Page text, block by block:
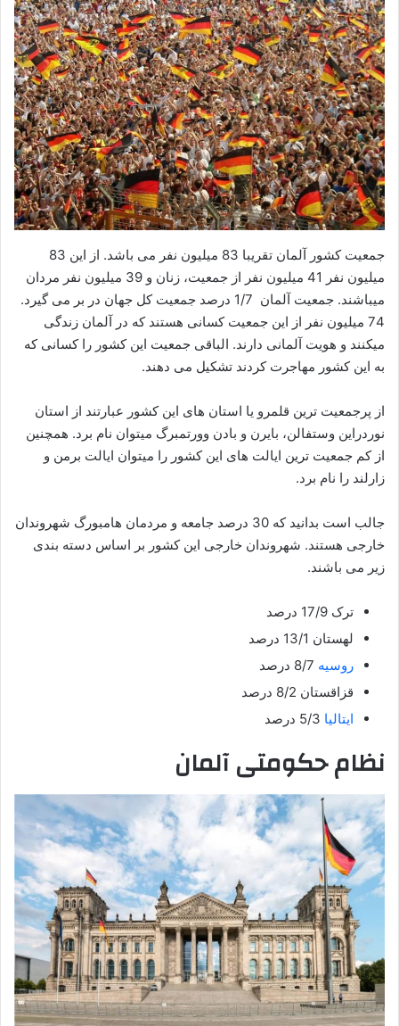
جمعیت کشور آلمان تقریبا 83 میلیون نفر می باشد. از این 83
میلیون نفر 41 میلیون نفر از جمعیت، زنان و 39 میلیون نفر مردان
میباشند. جمعیت آلمان 1/7 درصد جمعیت کل جهان در بر می گیرد.
74 میلیون نفر از این جمعیت کسانی هستند که در آلمان زندگی
میکنند و هویت آلمانی دارند. الباقی جمعیت این کشور را کسانی که
به این کشور مهاجرت کردند تشکیل می دهند.
از پرجمعیت ترین قلمرو یا استان های این کشور عبارتند از استان
نوردراین وستفالن، بایرن و بادن وورتمبرگ میتوان نام برد. همچنین
از کم جمعیت ترین ایالت های این کشور را میتوان ایالت برمن و
زارلند را نام برد.
جالب است بدانید که 30 درصد جامعه و مردمان هامبورگ شهروندان
خارجی هستند. شهروندان خارجی این کشور بر اساس دسته بندی
زیر می باشند.
ترک 17/9 درصد
لهستان 13/1 درصد
روسیه
قزاقستان 8/2 درصد
ایتالیا
نظام حکومتی آلمان